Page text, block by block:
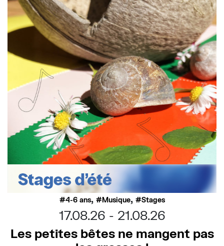
4-6 ans, Musique, Stages
17.08.26
21.08.26
Les petites bêtes ne mangent pas